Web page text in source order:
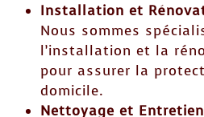
Installation et
Nous sommes
l’installation et la
pour assurer la
domicile.
Nettoyage et